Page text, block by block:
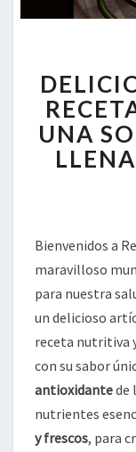
UNA
Bienvenidos a
maravilloso
para nuestra
un delicioso
receta nutritiva
con su sabor
antioxidantede
nutrientes
y frescos, para